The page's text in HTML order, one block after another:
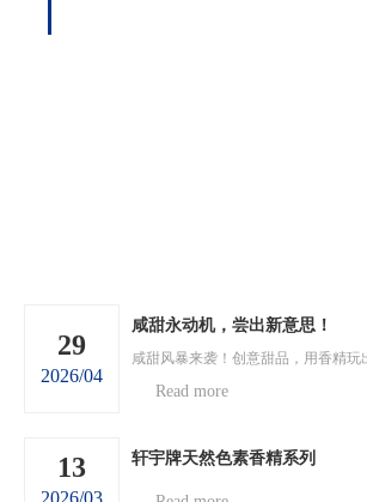
29
2026/04
咸甜永动机，尝出新意思！
咸甜风暴来袭！创意甜品，用香精玩
Read more
13
2026/03
轩宇牌天然色素香精系列